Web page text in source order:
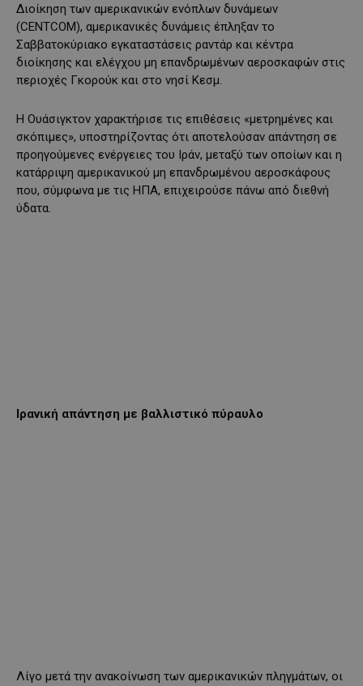
Διοίκηση των αμερικανικών ενόπλων δυνάμεων
(CENTCOM), αμερικανικές δυνάμεις έπληξαν το
Σαββατοκύριακο εγκαταστάσεις ραντάρ και κέντρα
διοίκησης και ελέγχου μη επανδρωμένων αεροσκαφών στις
περιοχές Γκορούκ και στο νησί Κεσμ.
Η Ουάσιγκτον χαρακτήρισε τις επιθέσεις «μετρημένες και
σκόπιμες», υποστηρίζοντας ότι αποτελούσαν απάντηση σε
προηγούμενες ενέργειες του Ιράν, μεταξύ των οποίων και η
κατάρριψη αμερικανικού μη επανδρωμένου αεροσκάφους
που, σύμφωνα με τις ΗΠΑ, επιχειρούσε πάνω από διεθνή
ύδατα.
Ιρανική απάντηση με βαλλιστικό πύραυλο
Λίγο μετά την ανακοίνωση των αμερικανικών πληγμάτων, οι